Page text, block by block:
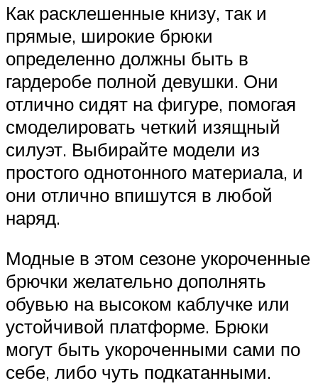
Как расклешенные книзу, так и
прямые, широкие брюки
определенно должны быть в
гардеробе полной девушки. Они
отлично сидят на фигуре, помогая
смоделировать четкий изящный
силуэт. Выбирайте модели из
простого однотонного материала, и
они отлично впишутся в любой
наряд.
Модные в этом сезоне укороченные
брючки желательно дополнять
обувью на высоком каблучке или
устойчивой платформе. Брюки
могут быть укороченными сами по
себе, либо чуть подкатанными.